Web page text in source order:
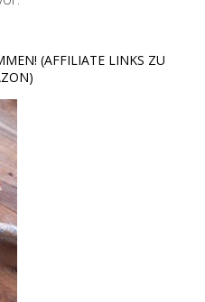
(AFFILIATE LINKS ZU